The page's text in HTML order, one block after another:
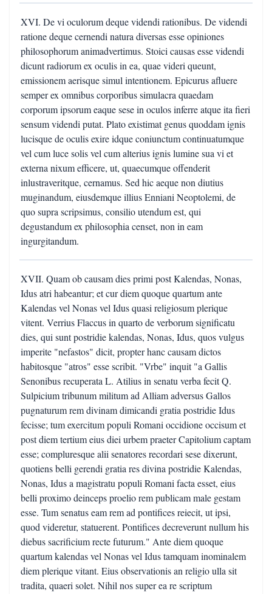
XVI. De vi oculorum deque videndi rationibus. De videndi
ratione deque cernendi natura diversas esse opiniones
philosophorum animadvertimus. Stoici causas esse videndi
dicunt radiorum ex oculis in ea, quae videri queunt,
emissionem aerisque simul intentionem. Epicurus afluere
semper ex omnibus corporibus simulacra quaedam
corporum ipsorum eaque sese in oculos inferre atque ita fieri
sensum videndi putat. Plato existimat genus quoddam ignis
lucisque de oculis exire idque coniunctum continuatumque
vel cum luce solis vel cum alterius ignis lumine sua vi et
externa nixum efficere, ut, quaecumque offenderit
inlustraveritque, cernamus. Sed hic aeque non diutius
muginandum, eiusdemque illius Enniani Neoptolemi, de
quo supra scripsimus, consilio utendum est, qui
degustandum ex philosophia censet, non in eam
ingurgitandum.
XVII. Quam ob causam dies primi post Kalendas, Nonas,
Idus atri habeantur; et cur diem quoque quartum ante
Kalendas vel Nonas vel Idus quasi religiosum plerique
vitent. Verrius Flaccus in quarto de verborum significatu
dies, qui sunt postridie kalendas, Nonas, Idus, quos vulgus
imperite "nefastos" dicit, propter hanc causam dictos
habitosque "atros" esse scribit. "Vrbe" inquit "a Gallis
Senonibus recuperata L. Atilius in senatu verba fecit Q.
Sulpicium tribunum militum ad Alliam adversus Gallos
pugnaturum rem divinam dimicandi gratia postridie Idus
fecisse; tum exercitum populi Romani occidione occisum et
post diem tertium eius diei urbem praeter Capitolium captam
esse; compluresque alii senatores recordari sese dixerunt,
quotiens belli gerendi gratia res divina postridie Kalendas,
Nonas, Idus a magistratu populi Romani facta esset, eius
belli proximo deinceps proelio rem publicam male gestam
esse. Tum senatus eam rem ad pontifices reiecit, ut ipsi,
quod videretur, statuerent. Pontifices decreverunt nullum his
diebus sacrificium recte futurum." Ante diem quoque
quartum kalendas vel Nonas vel Idus tamquam inominalem
diem plerique vitant. Eius observationis an religio ulla sit
tradita, quaeri solet. Nihil nos super ea re scriptum